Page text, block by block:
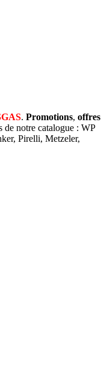
. Promotions, offres
de notre catalogue : WP
Pirelli, Metzeler,